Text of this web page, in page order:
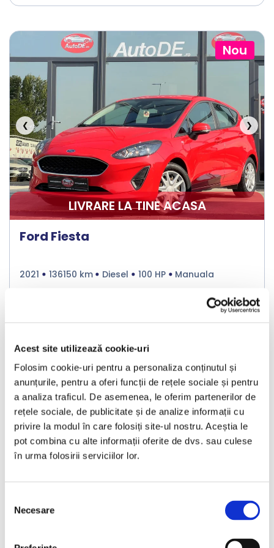
Acest site utilizează cookie-uri
Folosim cookie-uri pentru a personaliza conținutul și
anunțurile, pentru a oferi funcții de rețele sociale și pentru
a analiza traficul. De asemenea, le oferim partenerilor de
rețele sociale, de publicitate și de analize informații cu
privire la modul în care folosiți site-ul nostru. Aceștia le
pot combina cu alte informații oferite de dvs. sau culese
în urma folosirii serviciilor lor.
consimțământului
Necesare
Nou
❮ ❯
LIVRARE LA TINE ACASA
Ford Fiesta
2021 136150 km Diesel 100 HP Manuala
€6.990
€5.777 Net
Programare vizionare
Vezi detalii